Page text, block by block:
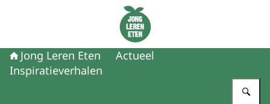
Naar de homepage van Jong Leren Eten
Jong Leren Eten
Actueel
Inspiratieverhalen